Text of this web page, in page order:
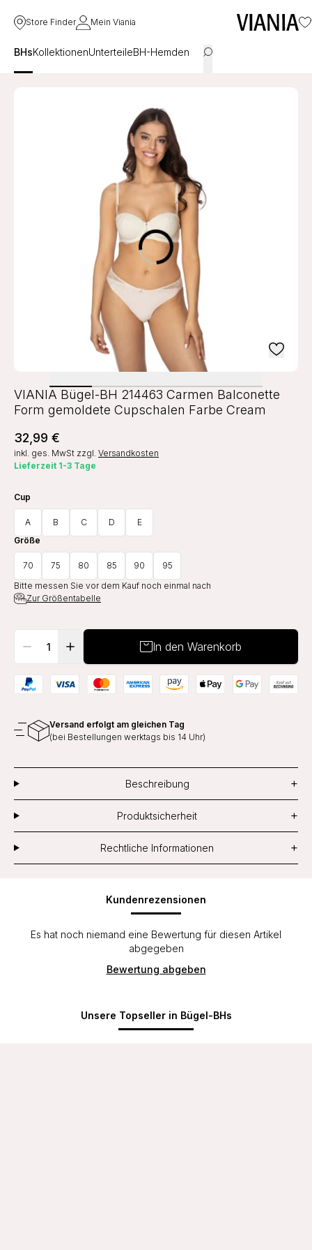
Store Finder Mein Viania
BHsKollektionenUnterteileBH-Hemden
VIANIA Bügel-BH 214463 Carmen Balconette
Form gemoldete Cupschalen Farbe Cream
32,99 €
inkl. ges. MwSt zzgl. Versandkosten
Lieferzeit 1-3 Tage
Cup
A B C D
E
Größe
70 75 80 85 90
95
Bitte messen Sie vor dem Kauf noch einmal nach
Zur Größentabelle
In den Warenkorb
Versand erfolgt am gleichen Tag
(bei Bestellungen werktags bis 14 Uhr)
Beschreibung +
Produktsicherheit +
Rechtliche Informationen +
Kundenrezensionen
Es hat noch niemand eine Bewertung für diesen Artikel
abgegeben
Bewertung abgeben
Unsere Topseller in Bügel-BHs